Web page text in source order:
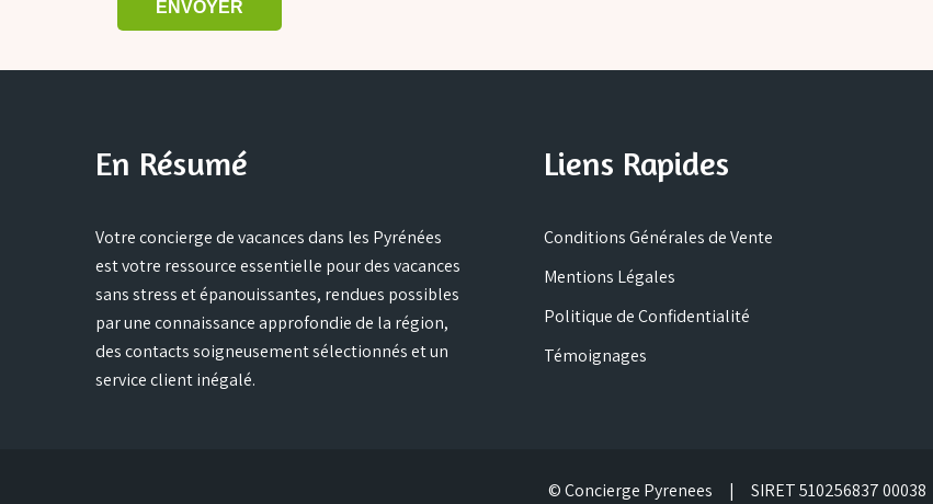
En Résumé
Votre concierge de vacances dans les Pyrénées
est votre ressource essentielle pour des vacances
sans stress et épanouissantes, rendues possibles
par une connaissance approfondie de la région,
des contacts soigneusement sélectionnés et un
service client inégalé.
Liens Rapides
Conditions Générales de Vente
Mentions Légales
Politique de Confidentialité
Témoignages
© Concierge Pyrenees | SIRET 510256837 00038